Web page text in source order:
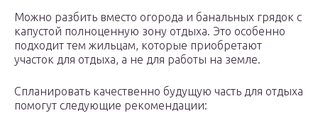
Можно разбить вместо огорода и банальных грядок с
капустой полноценную зону отдыха. Это особенно
подходит тем жильцам, которые приобретают
участок для отдыха, а не для работы на земле.
Спланировать качественно будущую часть для отдыха
помогут следующие рекомендации: